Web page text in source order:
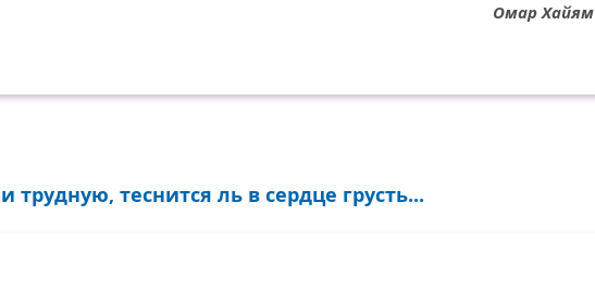
Омар Хайям
трудную, теснится ль в сердце грусть...